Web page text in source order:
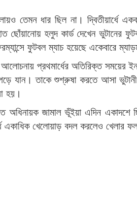
তেমন ধার ছিল না। দ্বিতীয়ার্ধে
ছোঁয়ানোয় হলুদ কার্ড দেখেন ভুটানের
ফুটবল ম্যাচ হয়েছে একেবারে
প্রথমার্ধের অতিরিক্ত সময়ের
যান। তাকে শুশ্রুষা করতে আসা
হয়।
অধিনায়ক জামাল ভূঁইয়া এদিন একাদশে
একাধিক খেলোয়াড় বদল করলেও খেলার